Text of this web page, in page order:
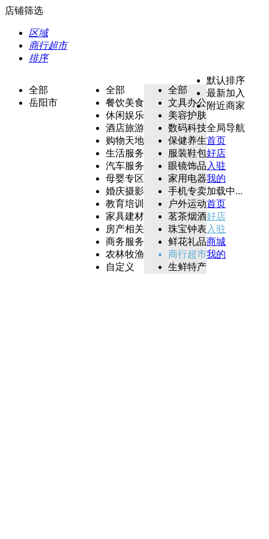
店铺筛选
区域
商行超市
排序
全部
岳阳市
全部
餐饮美食
休闲娱乐
酒店旅游
购物天地
生活服务
汽车服务
母婴专区
婚庆摄影
教育培训
家具建材
房产相关
商务服务
农林牧渔
自定义
全部
文具办公
美容护肤
数码科技
保健养生
服装鞋包
眼镜饰品
家用电器
手机专卖
户外运动
茗茶烟酒
珠宝钟表
鲜花礼品
商行超市
生鲜特产
默认排序
最新加入
附近商家
全局导航
首页
好店
入驻
我的
加载中...
首页
好店
入驻
商城
我的